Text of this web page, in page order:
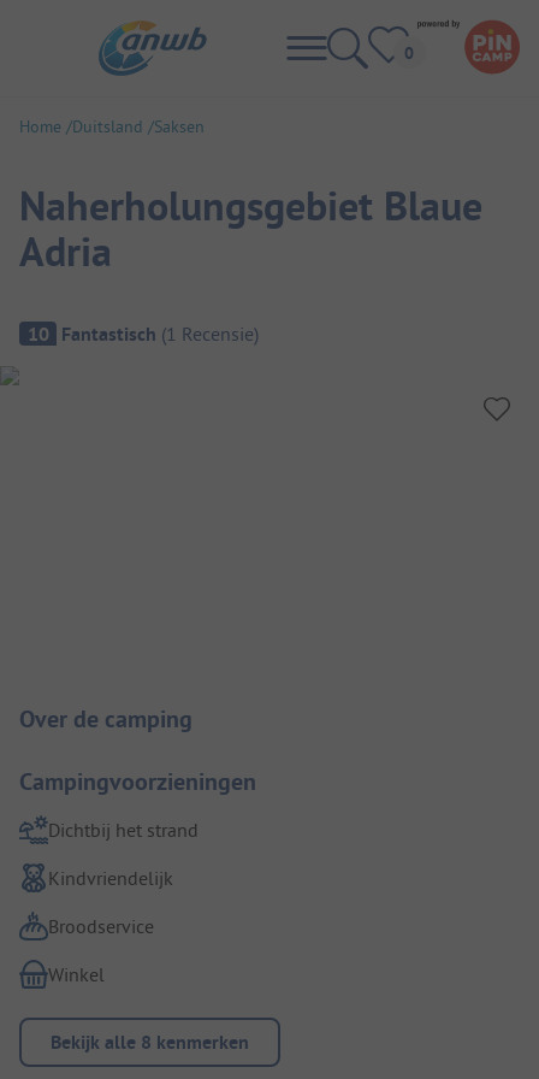
Home Duitsland Saksen
Naherholungsgebiet Blaue
Adria
Camping overzicht
10 Fantastisch (1 Recensie)
Over de camping
Campingvoorzieningen
Dichtbij het strand
Kindvriendelijk
Broodservice
Winkel
Bekijk alle 8 kenmerken